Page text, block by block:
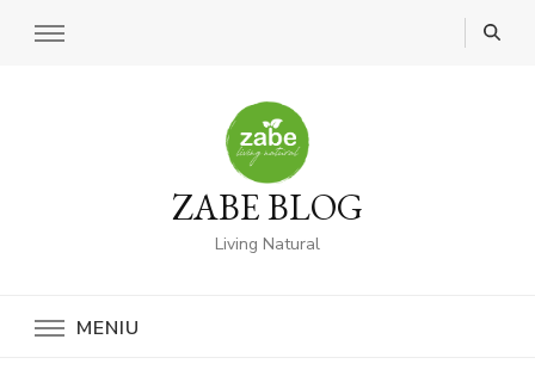
ZABE BLOG
Living Natural
MENIU